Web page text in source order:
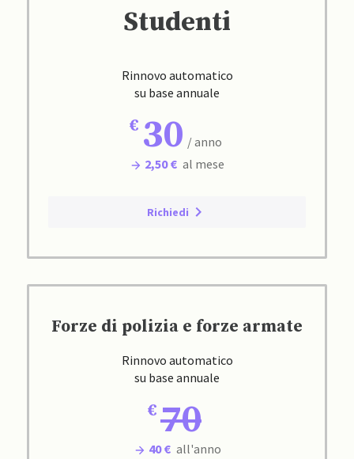
Studenti
Rinnovo automatico
su base annuale
30 / anno
2,50 € al mese
Richiedi
Forze di polizia e forze armate
Rinnovo automatico
su base annuale
70
40 € all'anno